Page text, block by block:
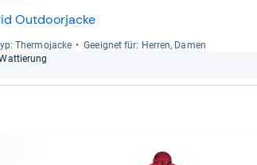
Outdoorjacke
Ther­mo­ja­cke
Geeig­net für: Her­ren, Damen